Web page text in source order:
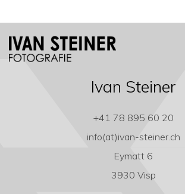
Ivan Steiner
+41 78 895 60 20
info(at)ivan-steiner.ch
Eymatt 6
3930 Visp